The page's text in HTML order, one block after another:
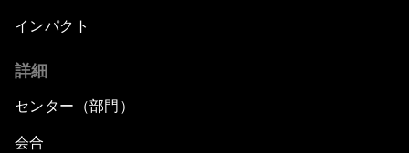
インパクト
詳細
センター（部門）
会合